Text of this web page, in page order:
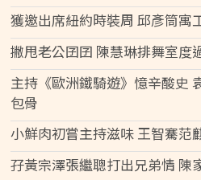
獲邀出席紐約時裝周 邱彥筒寓
撇甩老公囝囝 陳慧琳排舞室度
主持《歐洲鐵騎遊》憶辛酸史
包骨
小鮮肉初嘗主持滋味 王智騫范
孖黃宗澤張繼聰打出兄弟情 陳